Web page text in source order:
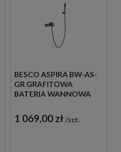
BESCO ASPIRA BW-AS-
GR GRAFITOWA
BATERIA WANNOWA
1 069,00 zł szt.